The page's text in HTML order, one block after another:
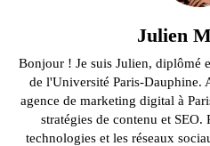
Julien
Bonjour ! Je suis Julien, diplômé
de l'Université Paris-Dauphine.
agence de marketing digital à
stratégies de contenu et SEO.
technologies et les réseaux